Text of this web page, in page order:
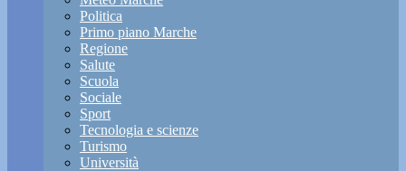
Politica
Primo piano Marche
Regione
Salute
Scuola
Sociale
Sport
Tecnologia e scienze
Turismo
Università